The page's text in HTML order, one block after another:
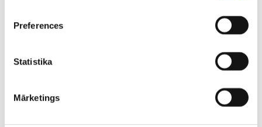
Preferences
Statistika
Mārketings